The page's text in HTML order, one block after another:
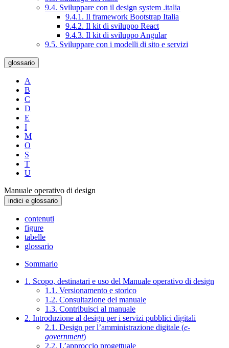
9.4. Sviluppare con il design system .italia
9.4.1. Il framework Bootstrap Italia
9.4.2. Il kit di sviluppo React
9.4.3. Il kit di sviluppo Angular
9.5. Sviluppare con i modelli di sito e servizi
glossario
A
B
C
D
E
I
M
O
S
T
U
Manuale operativo di design
indici e glossario
contenuti
figure
tabelle
glossario
Sommario
1. Scopo, destinatari e uso del Manuale operativo di design
1.1. Versionamento e storico
1.2. Consultazione del manuale
1.3. Contribuisci al manuale
2. Introduzione al design per i servizi pubblici digitali
2.1. Design per l’amministrazione digitale (e-
government)
2.2. L’approccio progettuale